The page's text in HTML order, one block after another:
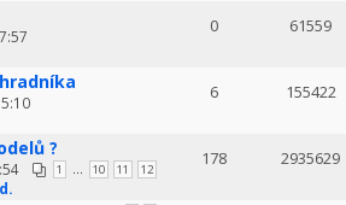
0 61559
6 155422
?
1 ... 10 11 12
178 2935629